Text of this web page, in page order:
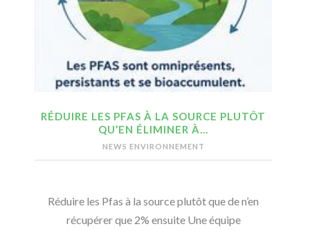
RÉDUIRE LES PFAS À LA SOURCE PLUTÔT
QU’EN ÉLIMINER À…
NEWS ENVIRONNEMENT
Réduire les Pfas à la source plutôt que de n’en
récupérer que 2% ensuite Une équipe